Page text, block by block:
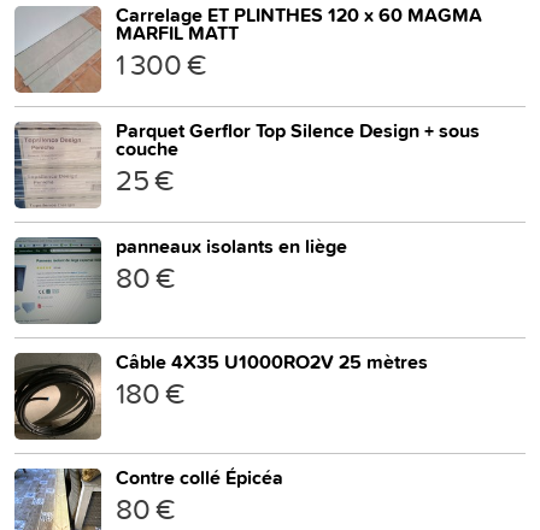
Carrelage ET PLINTHES 120 x 60 MAGMA
MARFIL MATT
1 300 €
Parquet Gerflor Top Silence Design + sous
couche
25 €
panneaux isolants en liège
80 €
Câble 4X35 U1000RO2V 25 mètres
180 €
Contre collé Épicéa
80 €